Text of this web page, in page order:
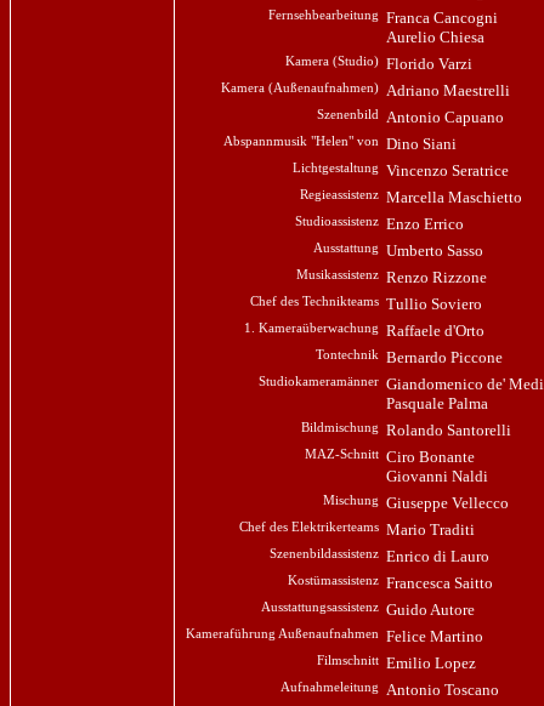
Fernsehbearbeitung
Franca Cancogni
Aurelio Chiesa
Kamera (Studio) Florido Varzi
Kamera (Außenaufnahmen) Adriano Maestrelli
Szenenbild Antonio Capuano
Abspannmusik "Helen" von Dino Siani
Lichtgestaltung Vincenzo Seratrice
Regieassistenz Marcella Maschietto
Studioassistenz Enzo Errico
Ausstattung Umberto Sasso
Musikassistenz Renzo Rizzone
Chef des Technikteams Tullio Soviero
1. Kameraüberwachung Raffaele d'Orto
Tontechnik Bernardo Piccone
Studiokameramänner Giandomenico de'
Pasquale Palma
Bildmischung Rolando Santorelli
MAZ-Schnitt Ciro Bonante
Giovanni Naldi
Mischung Giuseppe Vellecco
Chef des Elektrikerteams Mario Traditi
Szenenbildassistenz Enrico di Lauro
Kostümassistenz Francesca Saitto
Ausstattungsassistenz Guido Autore
Kameraführung Außenaufnahmen Felice Martino
Filmschnitt Emilio Lopez
Aufnahmeleitung Antonio Toscano